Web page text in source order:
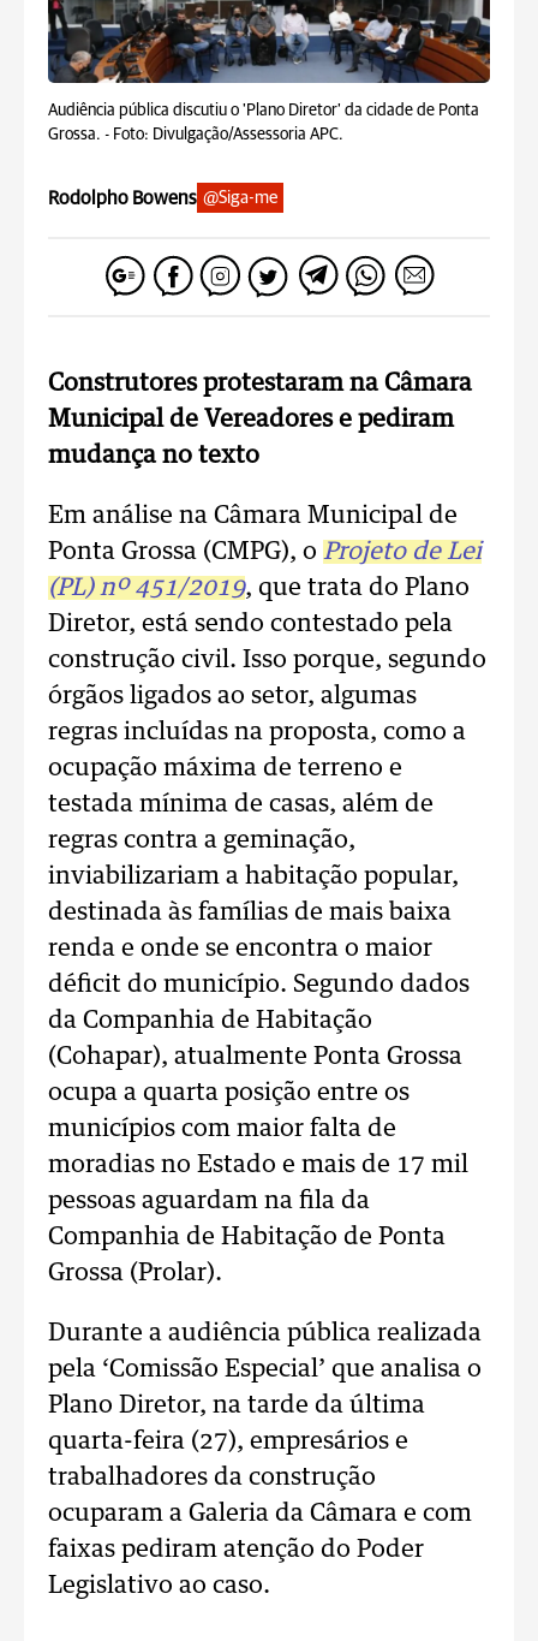
Audiência pública discutiu o 'Plano Diretor' da cidade de Ponta
Grossa. - Foto: Divulgação/Assessoria APC.
Rodolpho Bowens @Siga-me
Construtores protestaram na Câmara
Municipal de Vereadores e pediram
mudança no texto
Em análise na Câmara Municipal de
Ponta Grossa (CMPG), o Projeto de Lei
(PL) nº 451/2019, que trata do Plano
Diretor, está sendo contestado pela
construção civil. Isso porque, segundo
órgãos ligados ao setor, algumas
regras incluídas na proposta, como a
ocupação máxima de terreno e
testada mínima de casas, além de
regras contra a geminação,
inviabilizariam a habitação popular,
destinada às famílias de mais baixa
renda e onde se encontra o maior
déficit do município. Segundo dados
da Companhia de Habitação
(Cohapar), atualmente Ponta Grossa
ocupa a quarta posição entre os
municípios com maior falta de
moradias no Estado e mais de 17 mil
pessoas aguardam na fila da
Companhia de Habitação de Ponta
Grossa (Prolar).
Durante a audiência pública realizada
pela ‘Comissão Especial’ que analisa o
Plano Diretor, na tarde da última
quarta-feira (27), empresários e
trabalhadores da construção
ocuparam a Galeria da Câmara e com
faixas pediram atenção do Poder
Legislativo ao caso.